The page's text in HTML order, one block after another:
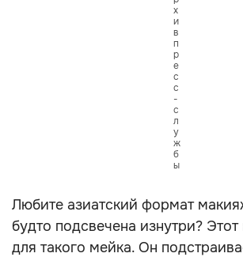
х
и
в
п
р
е
с
с
-
с
л
у
ж
б
ы
Любите азиатский формат
будто подсвечена изнутри?
для такого мейка. Он